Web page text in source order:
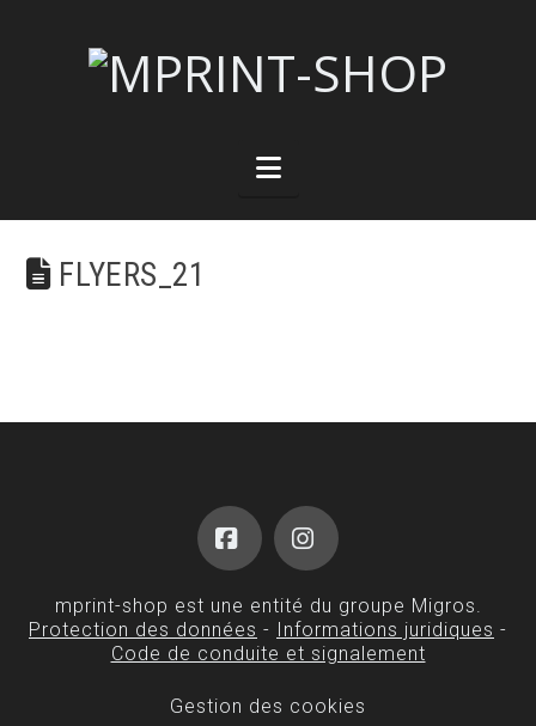
Navigation
FLYERS_21
FacebookInstagram
mprint-shop est une entité du groupe Migros.
Protection des données - Informations juridiques -
Code de conduite et signalement
Gestion des cookies